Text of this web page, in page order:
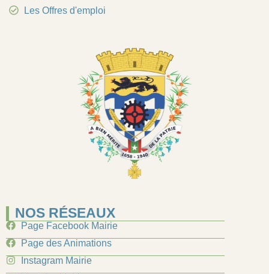
Les Offres d'emploi
NOS RÉSEAUX
Page Facebook Mairie
Page des Animations
Instagram Mairie